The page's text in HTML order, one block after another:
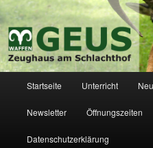
Startseite Unterricht
Newsletter Öffnungszeiten
Datenschutzerklärung